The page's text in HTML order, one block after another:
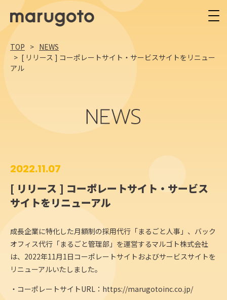
TOP
NEWS
[ リリース ] コーポレートサイト・サービスサイトをリニュー
アル
2022.11.07
[ リリース ] コーポレートサイト・サービス
サイトをリニューアル
成長企業に特化した月額制の採用代行「まるごと人事」、バック
オフィス代行「まるごと管理部」を運営するマルゴト株式会社
は、2022年11月1日コーポレートサイトおよびサービスサイトを
リニューアルいたしました。
・コーポレートサイトURL： https://marugotoinc.co.jp/